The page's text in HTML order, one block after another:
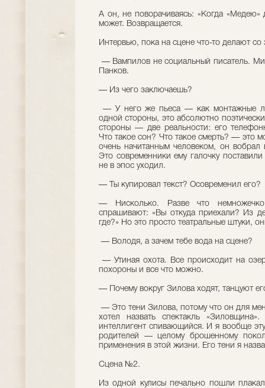
А он, не поворачиваясь: «Когда «Медею»
может. Возвращается.
Интервью, пока на сцене что-то делают со
— Вампилов не социальный писатель.
Панков.
— Из чего заключаешь?
— У него же пьеса — как монтажные
одной стороны, это абсолютно
стороны — две реальности: его
Что такое сон? Что такое смерть? — это
очень начитанным человеком, он
Это современники ему галочку
не в эпос уходил.
— Ты купировал текст? Осовременил его?
— Нисколько. Разве что
спрашивают: «Вы откуда приехали? Из
где?» Но это просто театральные штуки,
— Володя, а зачем тебе вода на сцене?
— Утиная охота. Все происходит на
похороны и все что можно.
— Почему вокруг Зилова ходят, танцуют
— Это тени Зилова, потому что он для
хотел назвать спектакль
интеллигент спивающийся. И я вообще
родителей — целому брошенному
применения в этой жизни. Его тени я
Сцена №2.
Из одной кулисы печально пошли